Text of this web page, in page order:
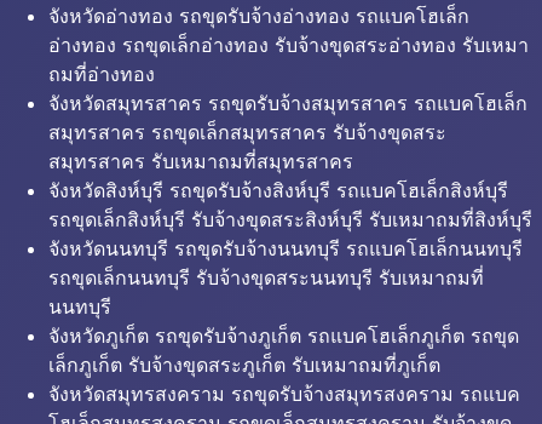
จังหวัดอ่างทอง รถขุดรับจ้างอ่างทอง รถแบคโฮเล็ก
อ่างทอง รถขุดเล็กอ่างทอง รับจ้างขุดสระอ่างทอง รับเหมา
ถมที่อ่างทอง
จังหวัดสมุทรสาคร รถขุดรับจ้างสมุทรสาคร รถแบคโฮเล็ก
สมุทรสาคร รถขุดเล็กสมุทรสาคร รับจ้างขุดสระ
สมุทรสาคร รับเหมาถมที่สมุทรสาคร
จังหวัดสิงห์บุรี รถขุดรับจ้างสิงห์บุรี รถแบคโฮเล็กสิงห์บุรี
รถขุดเล็กสิงห์บุรี รับจ้างขุดสระสิงห์บุรี รับเหมาถมที่สิงห์บุรี
จังหวัดนนทบุรี รถขุดรับจ้างนนทบุรี รถแบคโฮเล็กนนทบุรี
รถขุดเล็กนนทบุรี รับจ้างขุดสระนนทบุรี รับเหมาถมที่
นนทบุรี
จังหวัดภูเก็ต รถขุดรับจ้างภูเก็ต รถแบคโฮเล็กภูเก็ต รถขุด
เล็กภูเก็ต รับจ้างขุดสระภูเก็ต รับเหมาถมที่ภูเก็ต
จังหวัดสมุทรสงคราม รถขุดรับจ้างสมุทรสงคราม รถแบค